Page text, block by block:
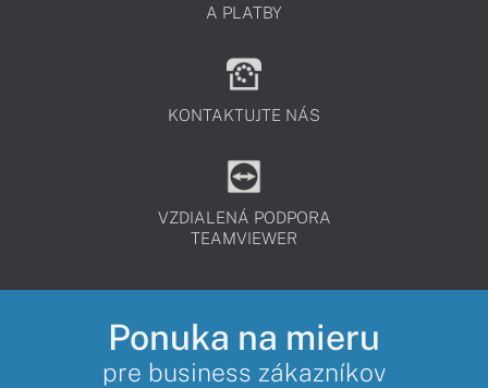
A PLATBY
KONTAKTUJTE NÁS
VZDIALENÁ PODPORA
TEAMVIEWER
Ponuka na mieru
pre business zákazníkov